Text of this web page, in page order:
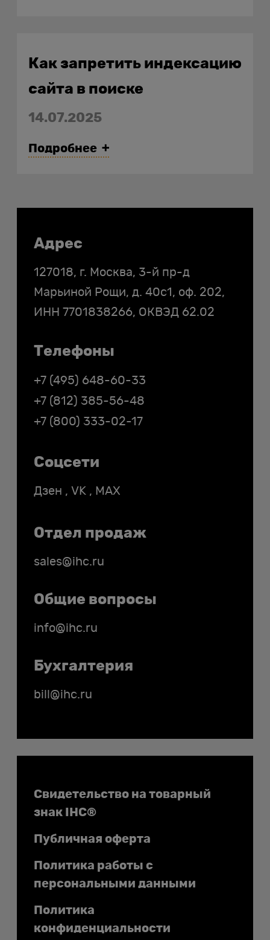
Как запретить индексацию
сайта в поиске
14.07.2025
Подробнее
Контакты
Адрес
127018, г. Москва, 3-й пр-д
Марьиной Рощи, д. 40с1, оф. 202,
ИНН 7701838266, ОКВЭД 62.02
Телефоны
+7 (495) 648-60-33
+7 (812) 385-56-48
+7 (800) 333-02-17
Соцсети
Дзен , VK , MAX
Отдел продаж
sales@ihc.ru
Общие вопросы
info@ihc.ru
Бухгалтерия
bill@ihc.ru
Документы
Свидетельство на товарный
знак IHC®
Публичная оферта
Политика работы с
персональными данными
Политика
конфиденциальности